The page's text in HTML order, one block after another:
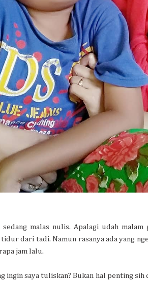
malas nulis. Apalagi udah
dari tadi. Namun rasanya ada yang
jam lalu.
ingin saya tuliskan? Bukan hal penting sih